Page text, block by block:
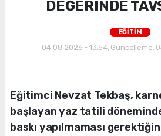
DEĞERİNDE
EĞİTİM
04.08.2026 - 13:54, Güncelleme:
Eğitimci Nevzat Tekbaş,
başlayan yaz tatili
baskı yapılmaması